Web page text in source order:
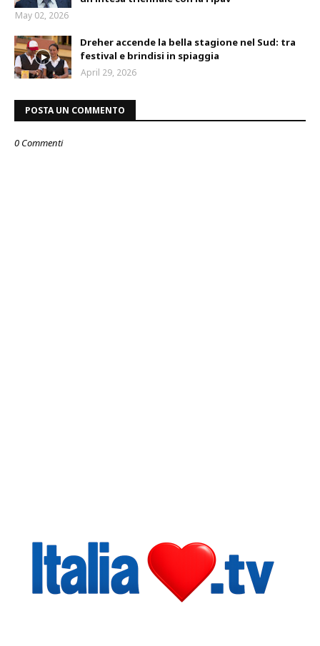
May 02, 2026
Dreher accende la bella stagione nel Sud: tra
festival e brindisi in spiaggia
April 29, 2026
POSTA UN COMMENTO
0 Commenti